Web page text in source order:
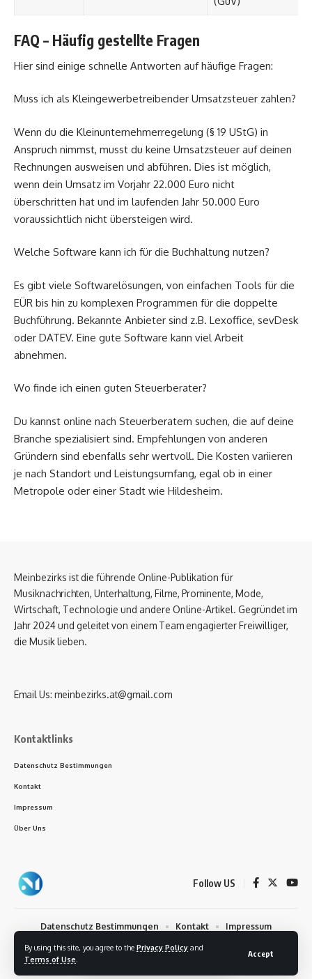
By using this site, you agree to the Privacy Policy and
Terms of Use
Accept
FAQ – Häufig gestellte Fragen
Hier sind einige schnelle Antworten auf häufige Fragen:
Muss ich als Kleingewerbetreibender Umsatzsteuer zahlen?
Wenn du die Kleinunternehmerregelung (§ 19 UStG) in
Anspruch nimmst, musst du keine Umsatzsteuer auf deinen
Rechnungen ausweisen und abführen. Dies ist möglich,
wenn dein Umsatz im Vorjahr 22.000 Euro nicht
überschritten hat und im laufenden Jahr 50.000 Euro
voraussichtlich nicht übersteigen wird.
Welche Software kann ich für die Buchhaltung nutzen?
Es gibt viele Softwarelösungen, von einfachen Tools für die
EÜR bis hin zu komplexen Programmen für die doppelte
Buchführung. Bekannte Anbieter sind z.B. Lexoffice, sevDesk
oder DATEV. Eine gute Software kann viel Arbeit
abnehmen.
Wo finde ich einen guten Steuerberater?
Du kannst online nach Steuerberatern suchen, die auf deine
Branche spezialisiert sind. Empfehlungen von anderen
Gründern sind ebenfalls sehr wertvoll. Die Kosten variieren
je nach Standort und Leistungsumfang, egal ob in einer
Metropole oder einer Stadt wie Hildesheim.
Meinbezirks ist die führende Online-Publikation für
Musiknachrichten, Unterhaltung, Filme, Prominente, Mode,
Wirtschaft, Technologie und andere Online-Artikel. Gegründet im
Jahr 2024 und geleitet von einem Team engagierter Freiwilliger,
die Musik lieben.
Email Us: meinbezirks.at@gmail.com
Kontaktlinks
Datenschutz Bestimmungen
Kontakt
Impressum
Über Uns
Follow US
Urheberrechte © 2024 meinbezirks Alle Rechte vorbehalten
Datenschutz Bestimmungen Kontakt
Impressum